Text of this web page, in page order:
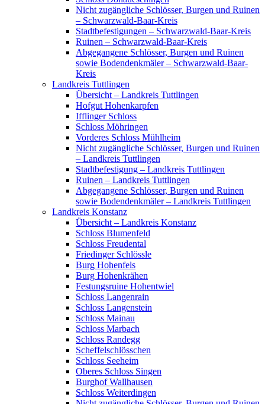
Nicht zugängliche Schlösser, Burgen und Ruinen
– Schwarzwald-Baar-Kreis
Stadtbefestigungen – Schwarzwald-Baar-Kreis
Ruinen – Schwarzwald-Baar-Kreis
Abgegangene Schlösser, Burgen und Ruinen
sowie Bodendenkmäler – Schwarzwald-Baar-
Kreis
Landkreis Tuttlingen
Übersicht – Landkreis Tuttlingen
Hofgut Hohenkarpfen
Ifflinger Schloss
Schloss Möhringen
Vorderes Schloss Mühlheim
Nicht zugängliche Schlösser, Burgen und Ruinen
– Landkreis Tuttlingen
Stadtbefestigung – Landkreis Tuttlingen
Ruinen – Landkreis Tuttlingen
Abgegangene Schlösser, Burgen und Ruinen
sowie Bodendenkmäler – Landkreis Tuttlingen
Landkreis Konstanz
Übersicht – Landkreis Konstanz
Schloss Blumenfeld
Schloss Freudental
Friedinger Schlössle
Burg Hohenfels
Burg Hohenkrähen
Festungsruine Hohentwiel
Schloss Langenrain
Schloss Langenstein
Schloss Mainau
Schloss Marbach
Schloss Randegg
Scheffelschlösschen
Schloss Seeheim
Oberes Schloss Singen
Burghof Wallhausen
Schloss Weiterdingen